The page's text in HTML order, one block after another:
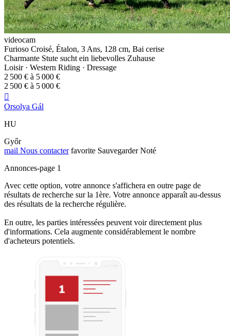
videocam
Furioso Croisé, Étalon, 3 Ans, 128 cm, Bai cerise
Charmante Stute sucht ein liebevolles Zuhause
Loisir · Western Riding · Dressage
2 500 € à 5 000 €
2 500 € à 5 000 €

Orsolya Gál
HU
Győr
mail Nous contacter favorite Sauvegarder Noté
Annonces-page 1
Avec cette option, votre annonce s'affichera en outre page de
résultats de recherche sur la 1ère. Votre annonce apparaît au-dessus
des résultats de la recherche régulière.
En outre, les parties intéressées peuvent voir directement plus
d'informations. Cela augmente considérablement le nombre
d'acheteurs potentiels.